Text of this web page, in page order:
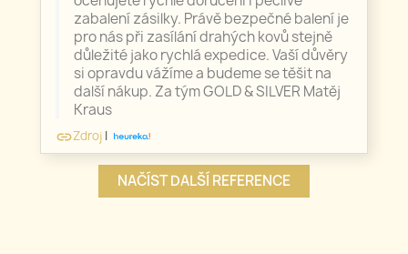
zabalení zásilky. Právě bezpečné balení je
pro nás při zasílání drahých kovů stejně
důležité jako rychlá expedice. Vaší důvěry
si opravdu vážíme a budeme se těšit na
další nákup. Za tým GOLD & SILVER Matěj
Kraus
linkZdroj |
NAČÍST DALŠÍ REFERENCE